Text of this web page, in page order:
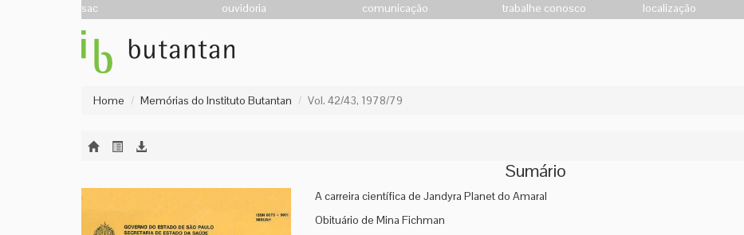
sac ouvidoria comunicação trabalhe conosco localização
Home Memórias do Instituto Butantan Vol. 42/43, 1978/79
Sumário
A carreira científica de Jandyra Planet do Amaral
Obituário de Mina Fichman